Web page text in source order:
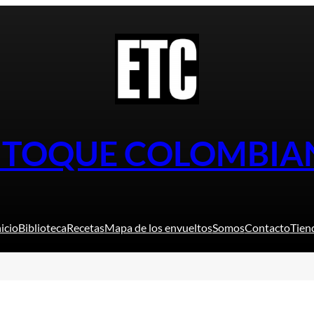
TOQUE
BibliotecaRecetasMapa de los envueltosSomosContacto